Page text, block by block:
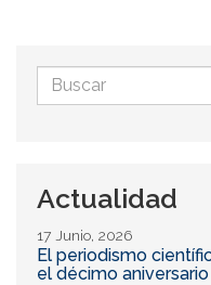
Formulario
de
Actualidad
17 Junio, 2026
El periodismo
el décimo